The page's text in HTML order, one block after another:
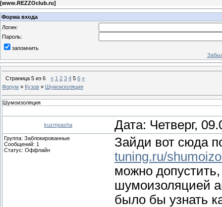
[www.REZZOclub.ru]
Форма входа
Логин:
Пароль:
запомнить
Страница 5 из 6 « 1 2 3 4 5 6 »
Форум » Кузов » Шумоизоляция
Шумоизоляция
kuzmpasha Дата: Четверг,
Группа: Заблокированные
Сообщений: 1
Статус: Оффлайн
Зайди вот сюда
tuning.ru/
можно
шумоизоляцией
было бы узнать